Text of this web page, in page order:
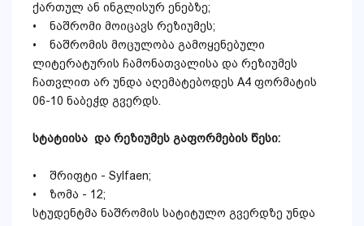
ქართულ ან ინგლისურ ენებზე;
• ნაშრომი მოიცავს რეზიუმეს;
• ნაშრომის მოცულობა გამოყენებული
ლიტერატურის ჩამონათვალისა და რეზიუმეს
ჩათვლით არ უნდა აღემატებოდეს A4 ფორმატის
06-10 ნაბეჭდ გვერდს.
სტატიისა და რეზიუმეს გაფორმების წესი:
• შრიფტი - Sylfaen;
• ზომა - 12;
სტუდენტმა ნაშრომის სატიტულო გვერდზე უნდა